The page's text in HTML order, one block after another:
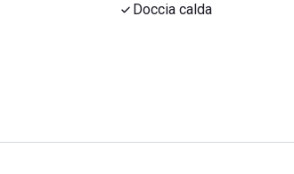
Doccia calda